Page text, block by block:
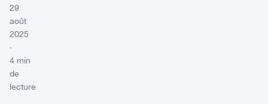
29
août
2025
·
4 min
de
lecture